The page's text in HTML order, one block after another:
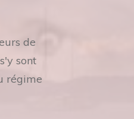
de
sont
régime